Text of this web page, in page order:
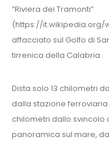
“Riviera dei Tramonti”
(https://it.wikipedia.org/
affacciato sul Golfo di
tirrenica della Calabria.
Dista solo 13 chilometri
dalla stazione
chilometri dallo svincolo
panoramica sul mare,